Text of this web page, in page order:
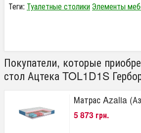
Теги: Туалетные столикиЭлементы
Покупатели, которые
стол Ацтека TOL1D1S
Матрас Azalia
5 873 грн.